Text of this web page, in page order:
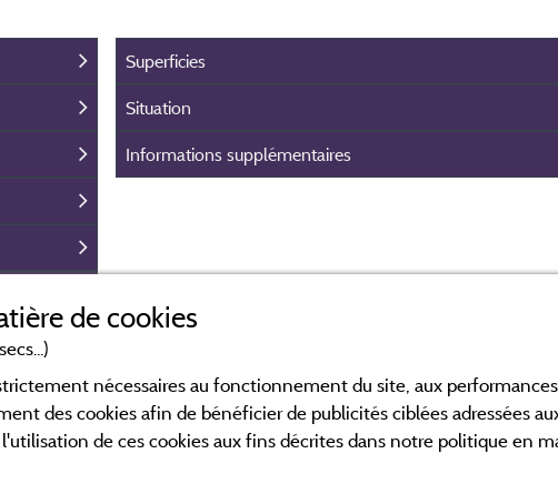
Superficies
Situation
Informations supplémentaires
de cookies
nécessaires au fonctionnement du site, aux
des cookies afin de bénéficier de publicités ciblées adressées
de ces cookies aux fins décrites dans notre politique en